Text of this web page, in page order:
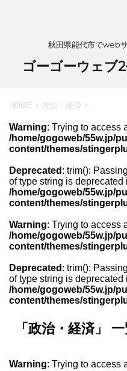
秋田県能代市でweb
ゴーゴーウェブ
HOME > 政治・経済 >
Warning: Trying to access
/home/gogoweb/55w.jp/
content/themes/
Deprecated : trim():
of type string is deprecated
/home/gogoweb/55w.jp/
content/themes/
Warning: Trying to access
/home/gogoweb/55w.jp/
content/themes/
Deprecated : trim():
of type string is deprecated
/home/gogoweb/55w.jp/
content/themes/
「政治・経済」
Warning: Trying to access